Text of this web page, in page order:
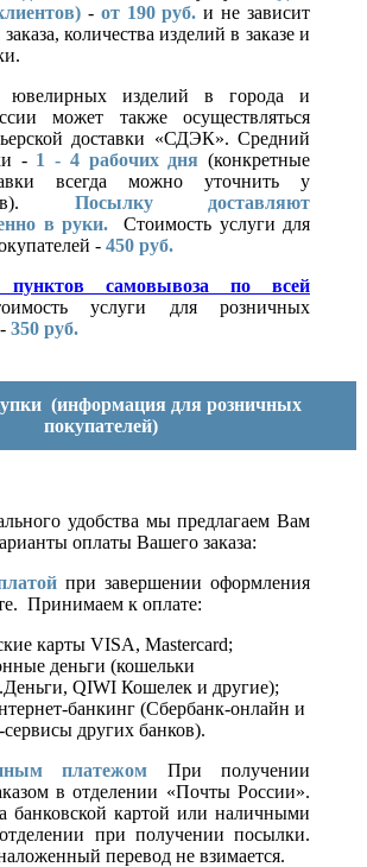
- от 190 руб. и не зависит
количества изделий в заказе и
ювелирных изделий в города и
может также осуществляться
доставки «СДЭК». Средний
- 1 - 4 рабочих дня (конкретные
всегда можно уточнить у
Посылку доставляют
в руки.
Стоимость услуги для
- 450 руб.
пунктов самовывоза по всей
услуги для розничных
350 руб.
(информация для розничных
покупателей)
удобства мы предлагаем Вам
оплаты Вашего заказа:
при завершении оформления
Принимаем к оплате:
карты VISA, Mastercard;
деньги (кошельки
QIWI Кошелек и другие);
банкинг (Сбербанк-онлайн и
других банков).
платежом При получении
в отделении «Почты России».
банковской картой или наличными
при получении посылки.
перевод не взимается.